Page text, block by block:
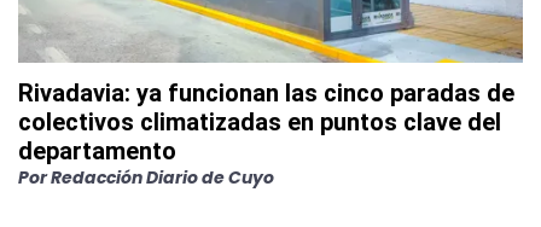
Rivadavia: ya funcionan las cinco paradas de
colectivos climatizadas en puntos clave del
departamento
PorRedacción Diario de Cuyo